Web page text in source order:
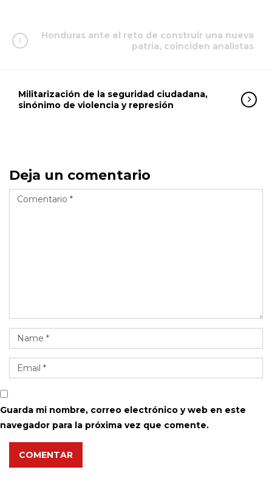
Honduras ante el reto de construir una nueva
patria, coinciden analistas
Militarización de la seguridad ciudadana,
sinónimo de violencia y represión
Deja un comentario
Guarda mi nombre, correo electrónico y web en este
navegador para la próxima vez que comente.
COMENTAR